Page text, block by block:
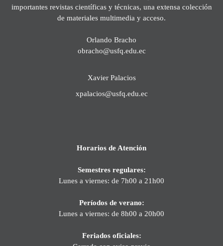
importantes revistas científicas y técnicas, una extensa colección
de materiales multimedia y acceso.
Orlando Bracho
obracho@usfq.edu.ec
Xavier Palacios
xpalacios@usfq.edu.ec
Horarios de Atención
Semestres regulares:
Lunes a viernes: de 7h00 a 21h00
Períodos de verano:
Lunes a viernes: de 8h00 a 20h00
Feriados oficiales: